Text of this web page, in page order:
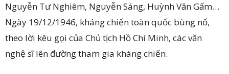
Nguyễn Tư Nghiêm, Nguyễn Sáng, Huỳnh Văn Gấm…
Ngày 19/12/1946, kháng chiến toàn quốc bùng nổ,
theo lời kêu gọi của Chủ tịch Hồ Chí Minh, các văn
nghệ sĩ lên đường tham gia kháng chiến.